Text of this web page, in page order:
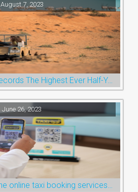
August 7, 2023
Ras Al Khaimah Records The Highest Ever Half-Year Arrival Numbers, Welcoming 600k Visitors To The Nature Emirate
June 26, 2023
RAKTA launches the online taxi booking services via the QR Code